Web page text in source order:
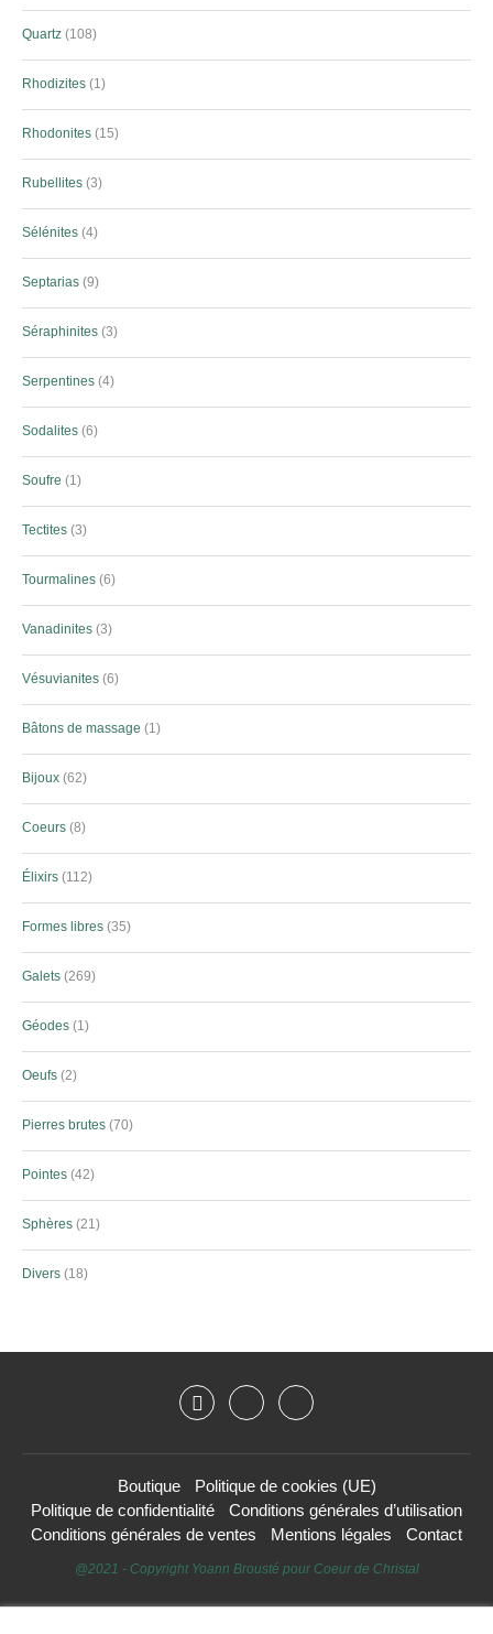
Quartz 108
Rhodizites 1
Rhodonites 15
Rubellites 3
Sélénites 4
Septarias 9
Séraphinites 3
Serpentines 4
Sodalites 6
Soufre 1
Tectites 3
Tourmalines 6
Vanadinites 3
Vésuvianites 6
Bâtons de massage 1
Bijoux 62
Coeurs 8
Élixirs 112
Formes libres 35
Galets 269
Géodes 1
Oeufs 2
Pierres brutes 70
Pointes 42
Sphères 21
Divers 18
Boutique
Politique de cookies (UE)
Politique de confidentialité
Conditions générales d’utilisation
Conditions générales de ventes
Mentions légales Contact
@2021 - Copyright Yoann Brousté pour Coeur de Christal